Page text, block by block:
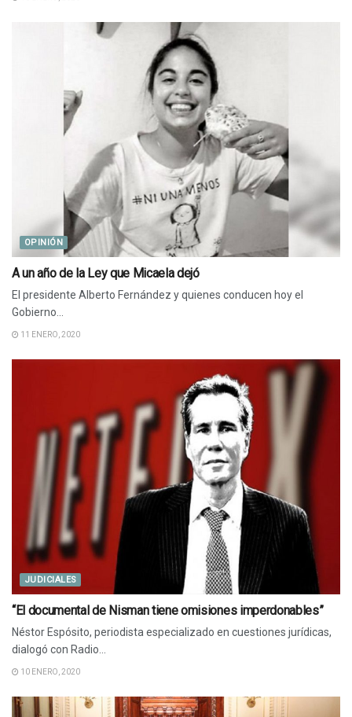
OPINIÓN
A un año de la Ley que Micaela dejó
El presidente Alberto Fernández y quienes conducen hoy el
Gobierno...
11 ENERO, 2020
JUDICIALES
“El documental de Nisman tiene omisiones imperdonables”
Néstor Espósito, periodista especializado en cuestiones jurídicas,
dialogó con Radio...
10 ENERO, 2020